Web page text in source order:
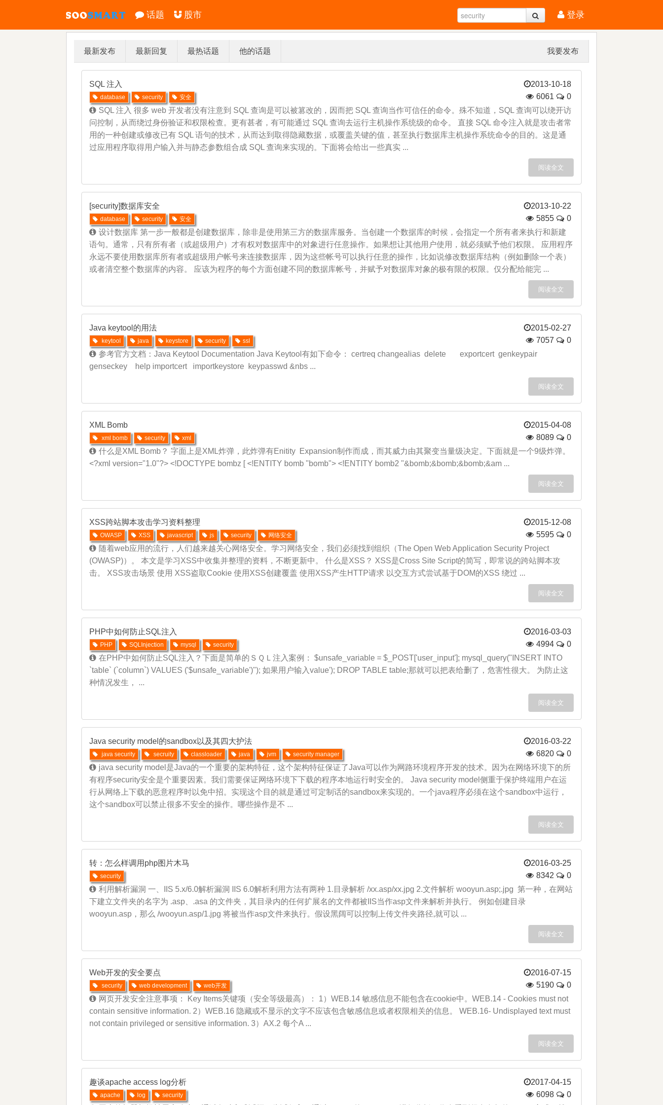
登录
话题 股市
最新发布 最新回复 最热话题 他的话题 我要发布
SQL 注入 2013-10-18
database security 安全 6061
0
SQL 注入 很多 web 开发者没有注意到 SQL 查询是可以被篡改的，因而把 SQL 查询当作可信任的命令。殊不知道，SQL 查询可以绕开访
问控制，从而绕过身份验证和权限检查。更有甚者，有可能通过 SQL 查询去运行主机操作系统级的命令。 直接 SQL 命令注入就是攻击者常
用的一种创建或修改已有 SQL 语句的技术，从而达到取得隐藏数据，或覆盖关键的值，甚至执行数据库主机操作系统命令的目的。这是通
过应用程序取得用户输入并与静态参数组合成 SQL 查询来实现的。下面将会给出一些真实 ...
阅读全文
[security]数据库安全 2013-10-22
database security 安全 5855
0
设计数据库 第一步一般都是创建数据库，除非是使用第三方的数据库服务。当创建一个数据库的时候，会指定一个所有者来执行和新建
语句。通常，只有所有者（或超级用户）才有权对数据库中的对象进行任意操作。如果想让其他用户使用，就必须赋予他们权限。 应用程序
永远不要使用数据库所有者或超级用户帐号来连接数据库，因为这些帐号可以执行任意的操作，比如说修改数据库结构（例如删除一个表）
或者清空整个数据库的内容。 应该为程序的每个方面创建不同的数据库帐号，并赋予对数据库对象的极有限的权限。仅分配给能完 ...
阅读全文
Java keytool的用法 2015-02-27
keytool java keystore security ssl 7057
0
参考官方文档：Java Keytool Documentation Java Keytool有如下命令： certreq changealias delete exportcert genkeypair
genseckey help importcert importkeystore keypasswd &nbs ...
阅读全文
XML Bomb 2015-04-08
xml bomb security xml 8089
0
什么是XML Bomb？ 字面上是XML炸弹，此炸弹有Enitity Expansion制作而成，而其威力由其聚变当量级决定。下面就是一个9级炸弹。
<?xml version="1.0"?> <!DOCTYPE bombz [ <!ENTITY bomb "bomb"> <!ENTITY bomb2 "&bomb;&bomb;&bomb;&am ...
阅读全文
XSS跨站脚本攻击学习资料整理 2015-12-08
OWASP XSS javascript js security 网络安全 5595
0
随着web应用的流行，人们越来越关心网络安全。学习网络安全，我们必须找到组织（The Open Web Application Security Project
(OWASP)）。 本文是学习XSS中收集并整理的资料，不断更新中。 什么是XSS？ XSS是Cross Site Script的简写，即常说的跨站脚本攻
击。 XSS攻击场景 使用 XSS盗取Cookie 使用XSS创建覆盖 使用XSS产生HTTP请求 以交互方式尝试基于DOM的XSS 绕过 ...
阅读全文
PHP中如何防止SQL注入 2016-03-03
PHP SQLInjection mysql security 4994
0
在PHP中如何防止SQL注入？下面是简单的ＳＱＬ注入案例： $unsafe_variable = $_POST['user_input']; mysql_query("INSERT INTO
`table` (`column`) VALUES ('$unsafe_variable')"); 如果用户输入value'); DROP TABLE table;那就可以把表给删了，危害性很大。 为防止这
种情况发生， ...
阅读全文
Java security model的sandbox以及其四大护法 2016-03-22
java security secruity classloader java jvm security manager 6820
0
java security model是Java的一个重要的架构特征，这个架构特征保证了Java可以作为网路环境程序开发的技术。因为在网络环境下的所
有程序security安全是个重要因素。我们需要保证网络环境下下载的程序本地运行时安全的。 Java security model侧重于保护终端用户在运
行从网络上下载的恶意程序时以免中招。实现这个目的就是通过可定制话的sandbox来实现的。一个java程序必须在这个sandbox中运行，
这个sandbox可以禁止很多不安全的操作。哪些操作是不 ...
阅读全文
转：怎么样调用php图片木马 2016-03-25
security 8342
0
利用解析漏洞 一、IIS 5.x/6.0解析漏洞 IIS 6.0解析利用方法有两种 1.目录解析 /xx.asp/xx.jpg 2.文件解析 wooyun.asp;.jpg 第一种，在网站
下建立文件夹的名字为 .asp、.asa 的文件夹，其目录内的任何扩展名的文件都被IIS当作asp文件来解析并执行。 例如创建目录
wooyun.asp，那么 /wooyun.asp/1.jpg 将被当作asp文件来执行。假设黑阔可以控制上传文件夹路径,就可以 ...
阅读全文
Web开发的安全要点 2016-07-15
security web development web开发 5190
0
网页开发安全注意事项： Key Items关键项（安全等级最高）： 1）WEB.14 敏感信息不能包含在cookie中。WEB.14 - Cookies must not
contain sensitive information. 2）WEB.16 隐藏或不显示的文字不应该包含敏感信息或者权限相关的信息。 WEB.16- Undisplayed text must
not contain privileged or sensitive information. 3）AX.2 每个A ...
阅读全文
趣谈apache access log分析 2017-04-15
apache log security 6098
0